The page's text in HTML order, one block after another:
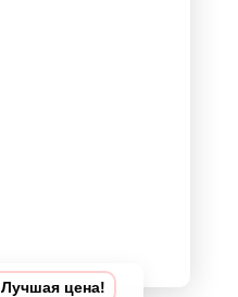
Лучшая цена!